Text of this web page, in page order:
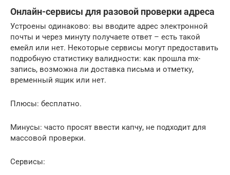
Онлайн-сервисы для разовой проверки адреса
Устроены одинаково: вы вводите адрес электронной
почты и через минуту получаете ответ – есть такой
емейл или нет. Некоторые сервисы могут предоставить
подробную статистику валидности: как прошла mx-
запись, возможна ли доставка письма и отметку,
временный ящик или нет.
Плюсы: бесплатно.
Минусы: часто просят ввести капчу, не подходит для
массовой проверки.
Сервисы: